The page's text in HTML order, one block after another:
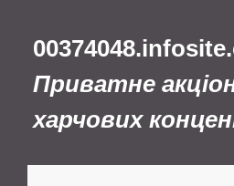
Приватне
харчових